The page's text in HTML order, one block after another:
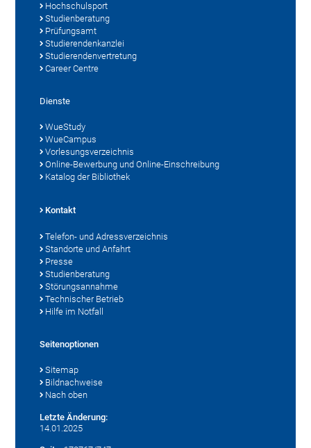
Hochschulsport
Studienberatung
Prüfungsamt
Studierendenkanzlei
Studierendenvertretung
Career Centre
Dienste
WueStudy
WueCampus
Vorlesungsverzeichnis
Online-Bewerbung und Online-Einschreibung
Katalog der Bibliothek
Kontakt
Telefon- und Adressverzeichnis
Standorte und Anfahrt
Presse
Studienberatung
Störungsannahme
Technischer Betrieb
Hilfe im Notfall
Seitenoptionen
Sitemap
Bildnachweise
Nach oben
Letzte Änderung:
14.01.2025